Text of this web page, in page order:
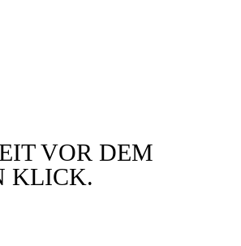
VOR DEM
KLICK.